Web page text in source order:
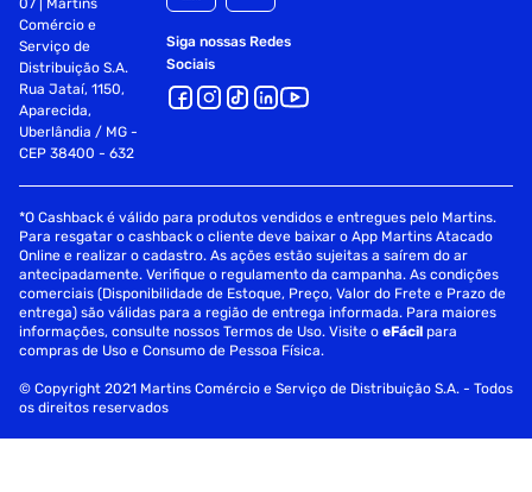
07 | Martins
Comércio e
Serviço de
Distribuição S.A.
Rua Jataí, 1150,
Aparecida,
Uberlândia / MG -
CEP 38400 - 632
Siga nossas Redes
Sociais
*O Cashback é válido para produtos vendidos e entregues pelo Martins.
Para resgatar o cashback o cliente deve baixar o App Martins Atacado
Online e realizar o cadastro. As ações estão sujeitas a saírem do ar
antecipadamente. Verifique o regulamento da campanha. As condições
comerciais (Disponibilidade de Estoque, Preço, Valor do Frete e Prazo de
entrega) são válidas para a região de entrega informada. Para maiores
informações, consulte nossos Termos de Uso. Visite oeFácil para
compras de Uso e Consumo de Pessoa Física.
© Copyright 2021 Martins Comércio e Serviço de Distribuição S.A. - Todos
os direitos reservados